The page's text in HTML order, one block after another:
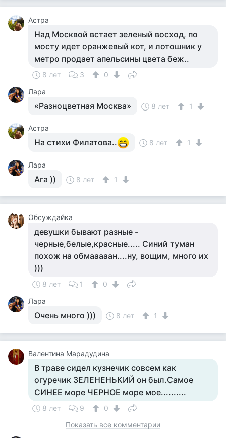
Астра
Над Москвой встает зеленый восход, по
мосту идет оранжевый кот, и лотошник у
метро продает апельсины цвета беж..
8 лет 3
0
Лара
«Разноцветная Москва» 8 лет 1
Астра
На стихи Филатова.. 8 лет 1
Лара
Ага )) 8 лет 1
Обсуждайка
девушки бывают разные -
черные,белые,красные..... Синий туман
похож на обмааааан....ну, вощим, много их
)))
8 лет 1
0
Лара
Очень много ))) 8 лет 1
Валентина Марадудина
В траве сидел кузнечик совсем как
огуречик ЗЕЛЕНЕНЬКИЙ он был.Самое
СИНЕЕ море ЧЕРНОЕ море мое..........
8 лет 9
0
Показать все комментарии